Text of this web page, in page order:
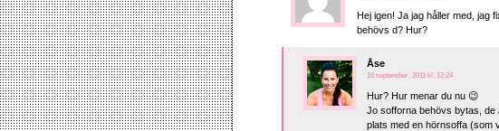
Hej igen! Ja jag håller med, jag
behövs d? Hur?
Åse
16 september, 2011 kl. 12:24
Hur? Hur menar du nu 😉
Jo sofforna behövs bytas, de
plats med en hörnsoffa (som